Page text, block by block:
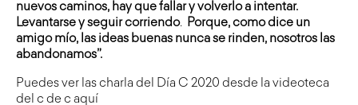
nuevos caminos, hay que fallar y volverlo a intentar.
Levantarse y seguir corriendo. Porque, como dice un
amigo mío, las ideas buenas nunca se rinden, nosotros las
abandonamos”.
Puedes ver las charla del Día C 2020 desde la videoteca
del c de c aquí